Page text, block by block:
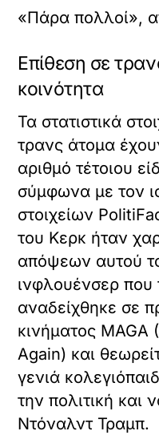
«Πάρα πολλοί»,
Επίθεση σε
κοινότητα
Τα στατιστικά
τρανς άτομα
αριθμό τέτοιου
σύμφωνα με τον
στοιχείων
του Κερκ ήταν
απόψεων αυτού
ινφλουένσερ που
αναδείχθηκε σε
κινήματος
Again) και
γενιά
την πολιτική και
Ντόναλντ Τραμπ.